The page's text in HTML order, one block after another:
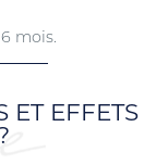
mois.
ET EFFETS